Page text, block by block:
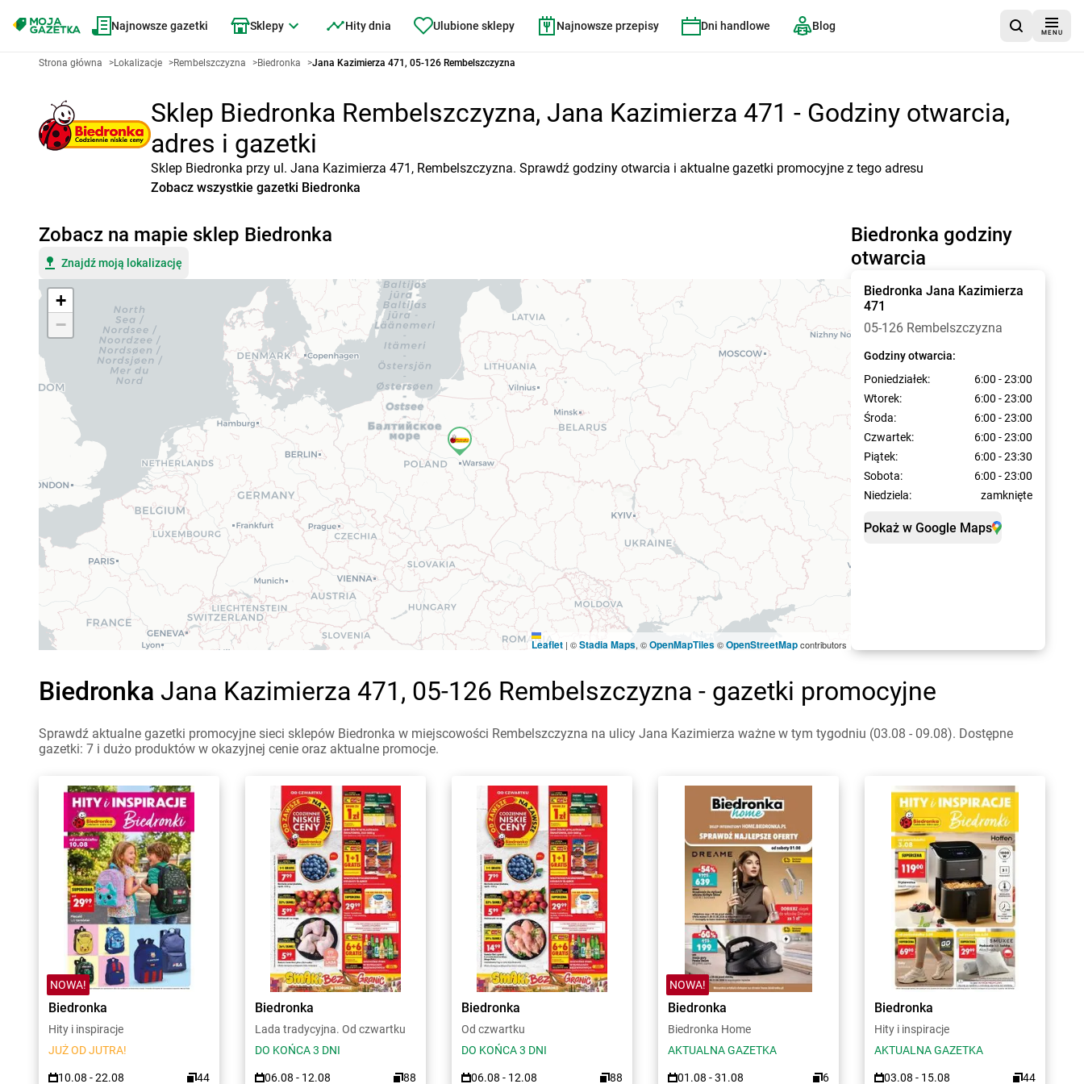
Najnowsze gazetki Sklepy Hity dnia Ulubione sklepy Najnowsze przepisy Dni handlowe Blog
MENU
Strona główna >Lokalizacje >Rembelszczyzna >Biedronka >Jana Kazimierza 471, 05-126 Rembelszczyzna
Sklep Biedronka Rembelszczyzna, Jana Kazimierza 471 - Godziny otwarcia,
adres i gazetki
Sklep Biedronka przy ul. Jana Kazimierza 471, Rembelszczyzna. Sprawdź godziny otwarcia i aktualne gazetki promocyjne z tego adresu
Zobacz wszystkie gazetki Biedronka
Biedronka godziny
otwarcia
Biedronka Jana Kazimierza
471
05-126 Rembelszczyzna
Godziny otwarcia:
Poniedziałek:
6:00 - 23:00
Wtorek:
6:00 - 23:00
Środa:
6:00 - 23:00
Czwartek:
6:00 - 23:00
Piątek:
6:00 - 23:30
Sobota:
6:00 - 23:00
Niedziela:
zamknięte
Pokaż w Google Maps
Zobacz na mapie sklep Biedronka
Znajdź moją lokalizację
+
−
Leaflet | ©Stadia Maps, ©OpenMapTiles©OpenStreetMapcontributors
Biedronka Jana Kazimierza 471, 05-126 Rembelszczyzna - gazetki promocyjne
Sprawdź aktualne gazetki promocyjne sieci sklepów Biedronka w miejscowości Rembelszczyzna na ulicy Jana Kazimierza ważne w tym tygodniu (03.08 - 09.08). Dostępne
gazetki: 7 i dużo produktów w okazyjnej cenie oraz aktualne promocje.
NOWA!
Biedronka
Hity i inspiracje
JUŻ OD JUTRA!
10.08 - 22.08 44
Biedronka
Lada tradycyjna. Od czwartku
DO KOŃCA 3 DNI
06.08 - 12.08 88
Biedronka
Od czwartku
DO KOŃCA 3 DNI
06.08 - 12.08 88
NOWA!
Biedronka
Biedronka Home
AKTUALNA GAZETKA
01.08 - 31.08 6
Biedronka
Hity i inspiracje
AKTUALNA GAZETKA
03.08 - 15.08 44